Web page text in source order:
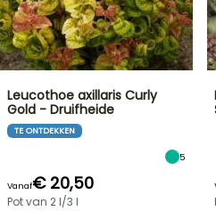
Leucothoe axillaris Curly
Gold - Druifheide
TE ONTDEKKEN
5
Vanaf€ 20,50
Pot van 2 l/3 l